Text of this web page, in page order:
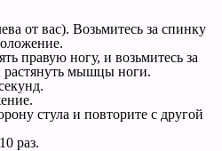
от вас). Возьмитесь за спинку
правую ногу, и возьмитесь за
мышцы ноги.
стула и повторите с другой
раз.